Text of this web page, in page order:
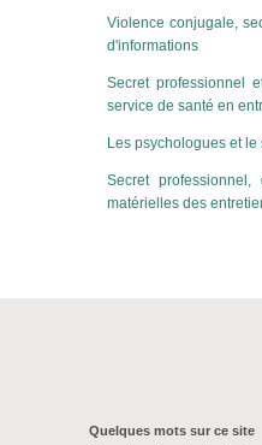
Violence conjugale,
d'informations
Secret professionnel
service de santé en
Les psychologues et le
Secret professionnel,
matérielles des
Quelques mots sur ce site